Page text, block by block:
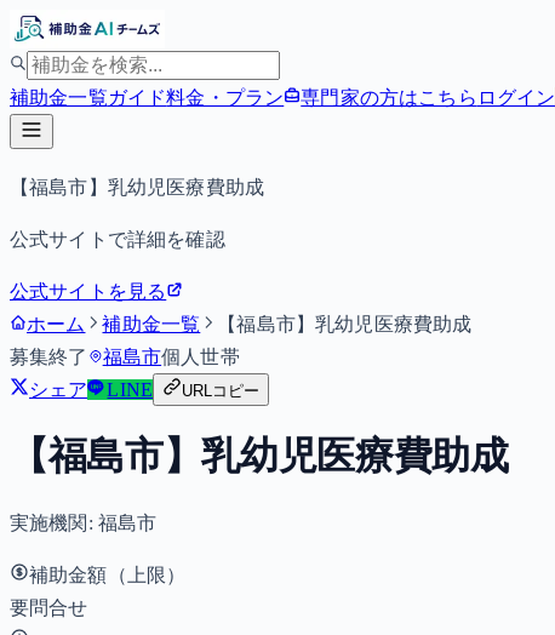
補助金一覧ガイド料金・プラン 専門家の方はこちら ログイン
【福島市】乳幼児医療費助成
公式サイトで詳細を確認
公式サイトを見る
ホーム
補助金一覧
【福島市】乳幼児医療費助成
募集終了
福島市個人世帯
シェア
LINE URLコピー
【福島市】乳幼児医療費助成
実施機関: 福島市
補助金額（上限）
要問合せ